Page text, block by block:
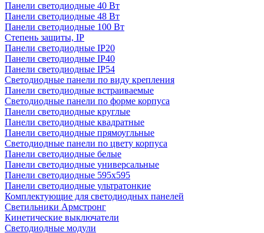
Панели светодиодные 40 Вт
Панели светодиодные 48 Вт
Панели светодиодные 100 Вт
Степень защиты, IP
Панели светодиодные IP20
Панели светодиодные IP40
Панели светодиодные IP54
Светодиодные панели по виду крепления
Панели светодиодные встраиваемые
Светодиодные панели по форме корпуса
Панели светодиодные круглые
Панели светодиодные квадратные
Панели светодиодные прямоугльные
Светодиодные панели по цвету корпуса
Панели светодиодные белые
Панели светодиодные универсальные
Панели светодиодные 595х595
Панели светодиодные ультратонкие
Комплектующие для светодиодных панелей
Светильники Армстронг
Кинетические выключатели
Светодиодные модули